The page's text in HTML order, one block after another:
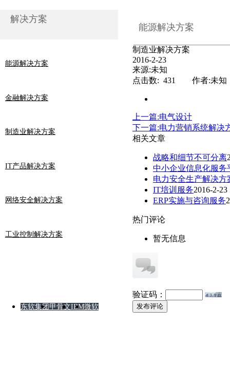
解决方案
能源解决方案
金融解决方案
制造业解决方案
IT产品解决方案
网络安全解决方案
工业控制解决方案
能源解决方案
制造业解决方案
2016-2-23
来源:未知
点击数: 431 作者:未知
上一篇:电气设计
下一篇:电力营销系统解决
相关文章
战略和细节不可分离
中小企业信息化服务
电力安全生产解决方
IT培训服务2016-2-23
ERP实施与咨询服务
热门评论
暂无信息
验证码：
发布评论
东软集团 甲骨文IBM微软